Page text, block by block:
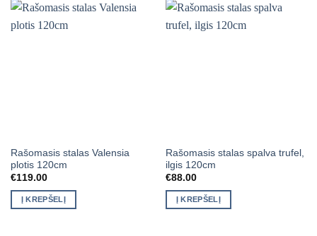
Rašomasis stalas Valensia
plotis 120cm
€119.00
Į KREPŠELĮ
Rašomasis stalas spalva trufel,
ilgis 120cm
€88.00
Į KREPŠELĮ